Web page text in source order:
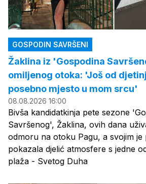
GOSPODIN SAVRŠENI
Žaklina iz 'Gospodina
omiljenog otoka: 'Još od
posebno mjesto u mom srcu'
08.08.2026 16:00
Bivša kandidatkinja pete sezone
Savršenog', Žaklina, ovih dana
odmoru na otoku Pagu, a svojim je
pokazala djelić atmosfere s jedne
plaža - Svetog Duha